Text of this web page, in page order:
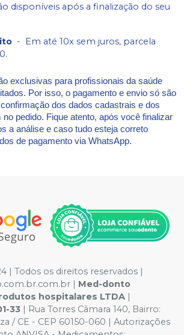
disponíveis após a finalização do seu
- Em até 10x sem juros, parcela
exclusivas para profissionais da saúde
Por isso, o pagamento e envio só são
dos dados cadastrais e dos
pedido. Fique atento, após você finalizar
a análise e caso tudo esteja correto
de pagamento via WhatsApp.
| Todos os direitos reservados |
| Med-donto
hospitalares LTDA |
33 | Rua Torres Câmara 140, Bairro:
/ CE - CEP 60150-060 | Autorizações